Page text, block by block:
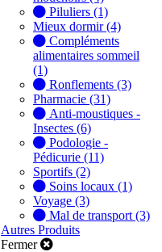
Piluliers (1)
Mieux dormir (4)
Compléments
alimentaires sommeil
(1)
Ronflements (3)
Pharmacie (31)
Anti-moustiques -
Insectes (6)
Podologie -
Pédicurie (11)
Sportifs (2)
Soins locaux (1)
Voyage (3)
Mal de transport (3)
Autres Produits
Fermer